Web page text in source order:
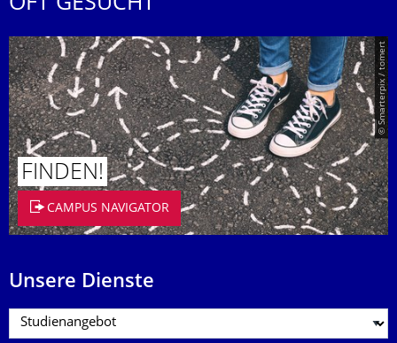
OFT GESUCHT
© Smarterpix / tomert
FINDEN!
CAMPUS NAVIGATOR
Unsere Dienste